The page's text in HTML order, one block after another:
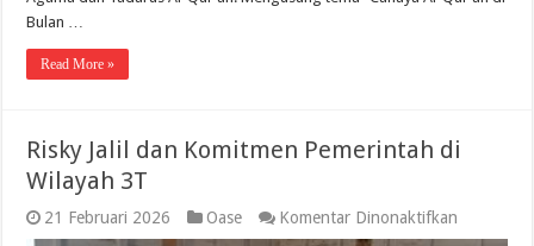
Bulan …
Read More »
Risky Jalil dan Komitmen Pemerintah di
Wilayah 3T
21 Februari 2026 Oase Komentar Dinonaktifkan
Risky